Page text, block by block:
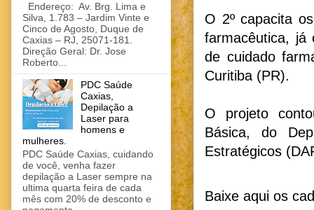
O 2º capacita
farmacêutica, já
de cuidado
Curitiba (PR).
O projeto
Básica, do
Estratégicos
Baixe aqui os
Endereço: Av. Brg. Lima e
Silva, 1.783 – Jardim Vinte e
Cinco de Agosto, Duque de
Caxias – RJ, 25071-181.
Direção Geral: Dr. Jose
Roberto...
PDC Saúde
Caxias,
Depilação a
Laser para
homens e
mulheres.
PDC Saúde Caxias, cuidando
de você, venha fazer
depilação a Laser sempre na
ultima quarta feira de cada
mês com 20% de desconto e